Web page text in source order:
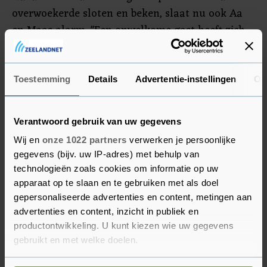
Toestemming Details Advertentie-instellingen
Verantwoord gebruik van uw gegevens
Wij en onze 1022 partners verwerken je persoonlijke
gegevens (bijv. uw IP-adres) met behulp van
technologieën zoals cookies om informatie op uw
apparaat op te slaan en te gebruiken met als doel
gepersonaliseerde advertenties en content, metingen aan
advertenties en content, inzicht in publiek en
productontwikkeling. U kunt kiezen wie uw gegevens
gebruikt en met welke doelen.
overwoekerde sloten en beken, slaat nu ook Aa
en Maas alarm. "Een onwelkome gast heeft zich
genesteld in ons hele werkgebied", aldus het
waterschap. Volgens Aa en Maas is er geen
universele oplossing voor de bestrijding van de
plant.
Begin deze week kwamen onderzoekers van het
IPBES, dat zich bezighoudt met biodiversiteit en
ecosystemen, al met een alarmerende boodschap.
Invasieve exoten vormen volgens hen een
aanzienlijke bedreiging voor het menselijk
welzijn en voedselzekerheid, omdat planten- en
dierensoorten uitsterven vanwege de exoten.
Volgens deskundigen zouden de problemen niet
zo groot zijn geweest als eerder was ingegrepen.